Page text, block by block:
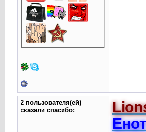
2 пользователя(ей)
сказали cпасибо:
Енот